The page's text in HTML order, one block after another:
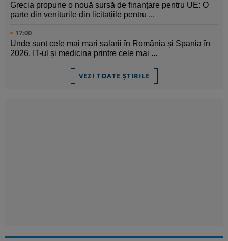
Grecia propune o nouă sursă de finanțare pentru UE: O
parte din veniturile din licitațiile pentru ...
17:00
Unde sunt cele mai mari salarii în România și Spania în
2026. IT-ul și medicina printre cele mai ...
VEZI TOATE ȘTIRILE